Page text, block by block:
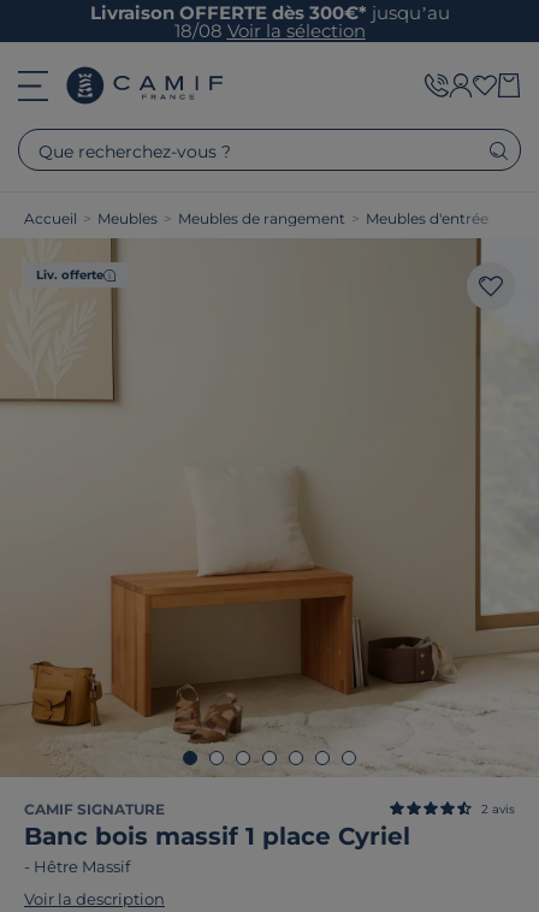
Livraison OFFERTE dès 300€* jusqu’au
18/08 Voir la sélection
Que recherchez-vous ?
Accueil > Meubles > Meubles de rangement > Meubles d'entrée
Liv. offerte
CAMIF SIGNATURE
Banc bois massif 1 place Cyriel
- Hêtre Massif
2 avis
Voir la description